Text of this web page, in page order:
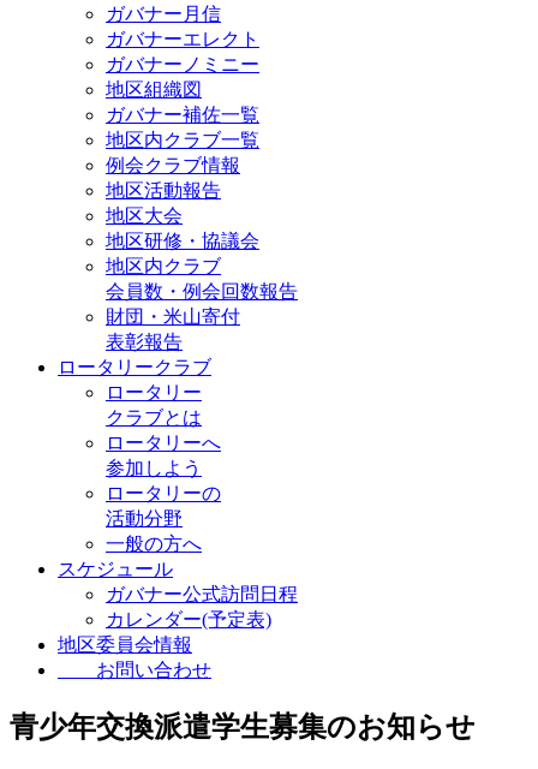
ガバナー月信
ガバナーエレクト
ガバナーノミニー
地区組織図
ガバナー補佐一覧
地区内クラブ一覧
例会クラブ情報
地区活動報告
地区大会
地区研修・協議会
地区内クラブ
会員数・例会回数報告
財団・米山寄付
表彰報告
ロータリークラブ
ロータリー
クラブとは
ロータリーへ
参加しよう
ロータリーの
活動分野
一般の方へ
スケジュール
ガバナー公式訪問日程
カレンダー(予定表)
地区委員会情報
お問い合わせ
青少年交換派遣学生募集のお知らせ